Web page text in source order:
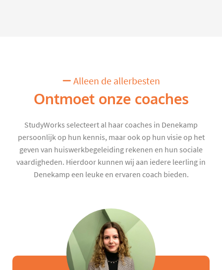
Alleen de allerbesten
Ontmoet onze coaches
StudyWorks selecteert al haar coaches in Denekamp
persoonlijk op hun kennis, maar ook op hun visie op het
geven van huiswerkbegeleiding rekenen en hun sociale
vaardigheden. Hierdoor kunnen wij aan iedere leerling in
Denekamp een leuke en ervaren coach bieden.